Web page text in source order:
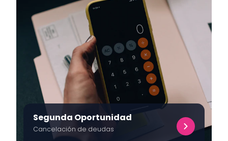
Segunda Oportunidad
Cancelación de deudas